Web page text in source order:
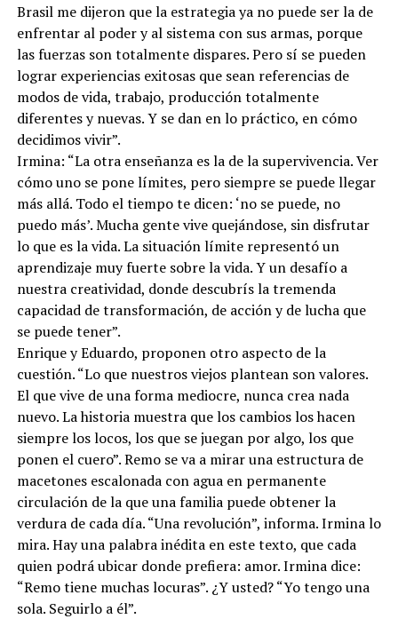
Brasil me dijeron que la estrategia ya no puede ser la de
enfrentar al poder y al sistema con sus armas, porque
las fuerzas son totalmente dispares. Pero sí se pueden
lograr experiencias exitosas que sean referencias de
modos de vida, trabajo, producción totalmente
diferentes y nuevas. Y se dan en lo práctico, en cómo
decidimos vivir”.
Irmina: “La otra enseñanza es la de la supervivencia. Ver
cómo uno se pone límites, pero siempre se puede llegar
más allá. Todo el tiempo te dicen: ‘no se puede, no
puedo más’. Mucha gente vive quejándose, sin disfrutar
lo que es la vida. La situación límite representó un
aprendizaje muy fuerte sobre la vida. Y un desafío a
nuestra creatividad, donde descubrís la tremenda
capacidad de transformación, de acción y de lucha que
se puede tener”.
Enrique y Eduardo, proponen otro aspecto de la
cuestión. “Lo que nuestros viejos plantean son valores.
El que vive de una forma mediocre, nunca crea nada
nuevo. La historia muestra que los cambios los hacen
siempre los locos, los que se juegan por algo, los que
ponen el cuero”. Remo se va a mirar una estructura de
macetones escalonada con agua en permanente
circulación de la que una familia puede obtener la
verdura de cada día. “Una revolución”, informa. Irmina lo
mira. Hay una palabra inédita en este texto, que cada
quien podrá ubicar donde prefiera: amor. Irmina dice:
“Remo tiene muchas locuras”. ¿Y usted? “Yo tengo una
sola. Seguirlo a él”.